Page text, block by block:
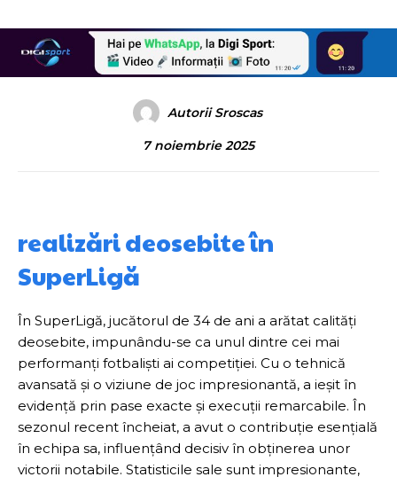
Autorii Sroscas
7 noiembrie 2025
realizări deosebite în
SuperLigă
În SuperLigă, jucătorul de 34 de ani a arătat calități
deosebite, impunându-se ca unul dintre cei mai
performanți fotbaliști ai competiției. Cu o tehnică
avansată și o viziune de joc impresionantă, a ieșit în
evidență prin pase exacte și execuții remarcabile. În
sezonul recent încheiat, a avut o contribuție esențială
în echipa sa, influențând decisiv în obținerea unor
victorii notabile. Statisticile sale sunt impresionante,